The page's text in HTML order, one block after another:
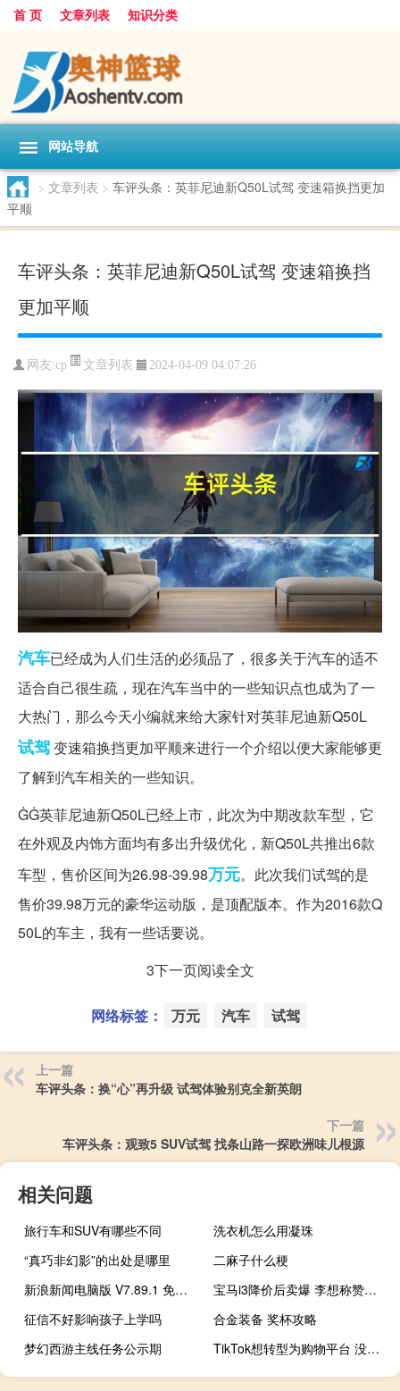
首 页 文章列表 知识分类
网站导航
> 文章列表 > 车评头条：英菲尼迪新Q50L试驾 变速箱换挡更加
平顺
车评头条：英菲尼迪新Q50L试驾 变速箱换挡
更加平顺
网友:cp 文章列表 2024-04-09 04:07:26
汽车已经成为人们生活的必须品了，很多关于汽车的适不
适合自己很生疏，现在汽车当中的一些知识点也成为了一
大热门，那么今天小编就来给大家针对英菲尼迪新Q50L
试驾变速箱换挡更加平顺来进行一个介绍以便大家能够更
了解到汽车相关的一些知识。
ĠĠ英菲尼迪新Q50L已经上市，此次为中期改款车型，它
在外观及内饰方面均有多出升级优化，新Q50L共推出6款
车型，售价区间为26.98-39.98万元。此次我们试驾的是
售价39.98万元的豪华运动版，是顶配版本。作为2016款Q
50L的车主，我有一些话要说。
3下一页阅读全文
网络标签： 万元 汽车 试驾
上一篇
车评头条：换“心”再升级 试驾体验别克全新英朗
下一篇
车评头条：观致5 SUV试驾 找条山路一探欧洲味儿根源
相关问题
旅行车和SUV有哪些不同
洗衣机怎么用凝珠
“真巧非幻影”的出处是哪里
二麻子什么梗
新浪新闻电脑版 V7.89.1 免费PC版（新浪新闻电脑版 V7.89.1 免费PC版功能简介）
宝马i3降价后卖爆 李想称赞：第二排在所有纯电中型轿车最好
征信不好影响孩子上学吗
合金装备 奖杯攻略
梦幻西游主线任务公示期
TikTok想转型为购物平台 没那么容易 到底什么情况嘞